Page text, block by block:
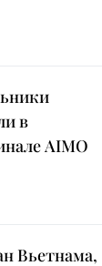
в
AIMO
Вьетнама,